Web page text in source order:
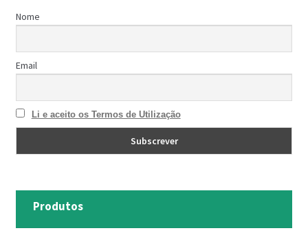
Nome
Email
Li e aceito os Termos de Utilização
Produtos